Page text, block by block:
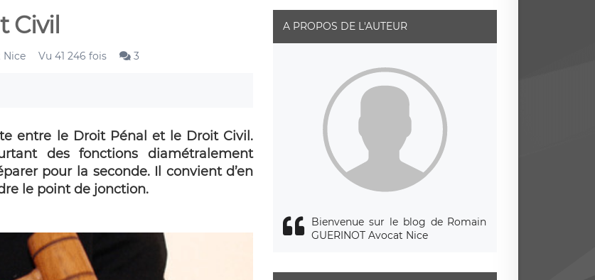
Civil
Nice Vu 41 246 fois 3
entre le Droit Pénal et le Droit Civil.
des fonctions diamétralement
pour la seconde. Il convient d’en
le point de jonction.
A PROPOS DE L'AUTEUR
Bienvenue sur le blog de Romain
GUERINOT Avocat Nice